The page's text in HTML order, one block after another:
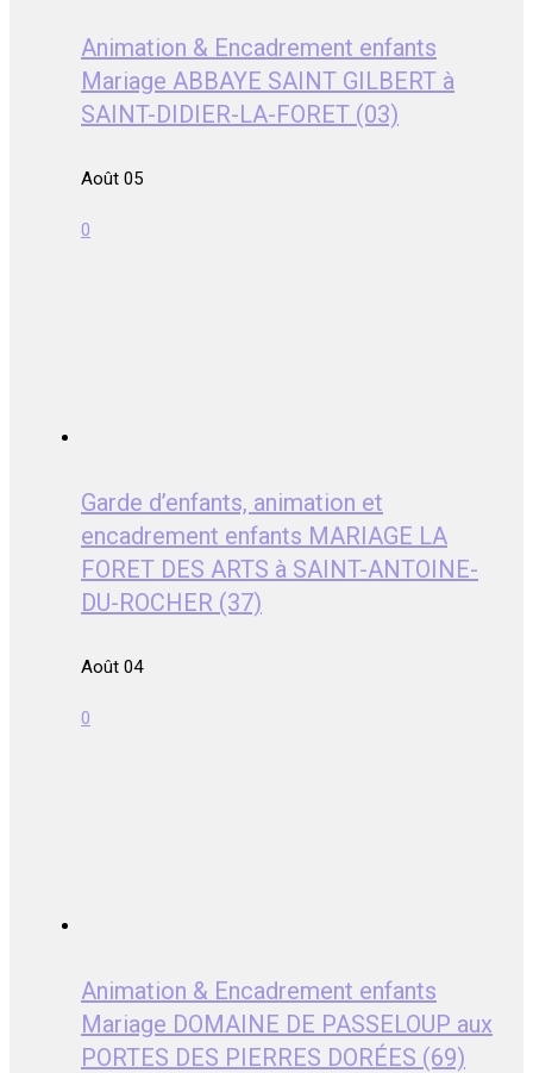
Animation & Encadrement enfants
Mariage ABBAYE SAINT GILBERT à
SAINT-DIDIER-LA-FORET (03)
Août 05
0
Garde d’enfants, animation et
encadrement enfants MARIAGE LA
FORET DES ARTS à SAINT-ANTOINE-
DU-ROCHER (37)
Août 04
0
Animation & Encadrement enfants
Mariage DOMAINE DE PASSELOUP aux
PORTES DES PIERRES DORÉES (69)